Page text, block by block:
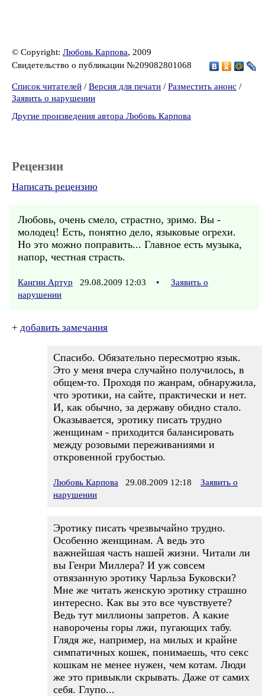
© Copyright: Любовь Карпова, 2009
Свидетельство о публикации №209082801068
Список читателей / Версия для печати / Разместить анонс /
Заявить о нарушении
Другие произведения автора Любовь Карпова
Рецензии
Написать рецензию
Любовь, очень смело, страстно, зримо. Вы -
молодец! Есть, понятно дело, языковые огрехи.
Но это можно поправить... Главное есть музыка,
напор, честная страсть.
Кангин Артур 29.08.2009 12:03 •
Заявить о
нарушении
+ добавить замечания
Спасибо. Обязательно пересмотрю язык.
Это у меня вчера случайно получилось, в
общем-то. Проходя по жанрам, обнаружила,
что эротики, на сайте, практически и нет.
И, как обычно, за державу обидно стало.
Оказывается, эротику писать трудно
женщинам - приходится балансировать
между розовыми переживаниями и
откровенной грубостью.
Любовь Карпова 29.08.2009 12:18
Заявить о
нарушении
Эротику писать чрезвычайно трудно.
Особенно женщинам. А ведь это
важнейшая часть нашей жизни. Читали ли
вы Генри Миллера? И уж совсем
отвязанную эротику Чарльза Буковски?
Мне же читать женскую эротику страшно
интересно. Как вы это все чувствуете?
Ведь тут миллионы запретов. А какие
наворочены горы лжи, пугающих табу.
Глядя же, например, на милых и крайне
симпатичных кошек, понимаешь, что секс
кошкам не менее нужен, чем котам. Люди
же это привыкли скрывать. Даже от самих
себя. Глупо...